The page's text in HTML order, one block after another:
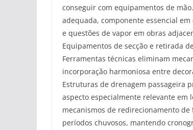
conseguir com equipamentos de
adequada, componente essencial
e questões de vapor em obras
Equipamentos de secção e retirada
Ferramentas técnicas eliminam
incorporação harmoniosa entre
Estruturas de drenagem passageira
aspecto especialmente relevante em
mecanismos de redirecionamento
períodos chuvosos, mantendo